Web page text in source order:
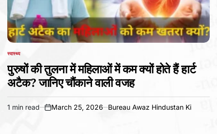
POSTED
स्वास्थ्य
पुरुषों की तुलना में महिलाओं में कम क्यों होते हैं हार्ट
अटैक? जानिए चौंकाने वाली वजह
Estimated
1 min read
on
March 25, 2026 Bureau Awaz Hindustan Ki